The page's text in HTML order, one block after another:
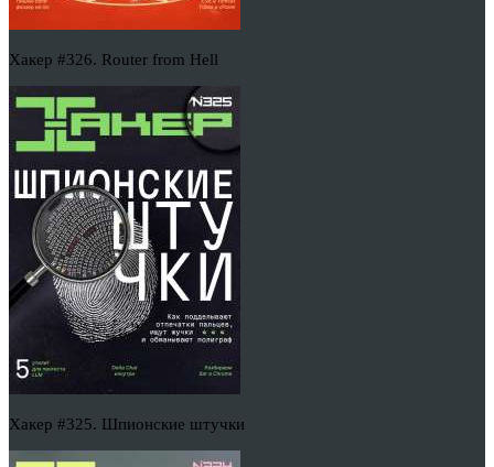
Хакер #326. Router from Hell
Хакер #325. Шпионские штучки